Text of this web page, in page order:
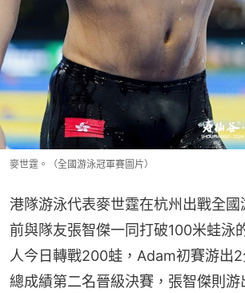
麥世霆。（全國游泳冠軍賽圖片）
港隊游泳代表麥世霆在杭州出戰全國
前與隊友張智傑一同打破100米蛙泳
人今日轉戰200蛙，Adam初賽游出
總成績第二名晉級決賽，張智傑則游